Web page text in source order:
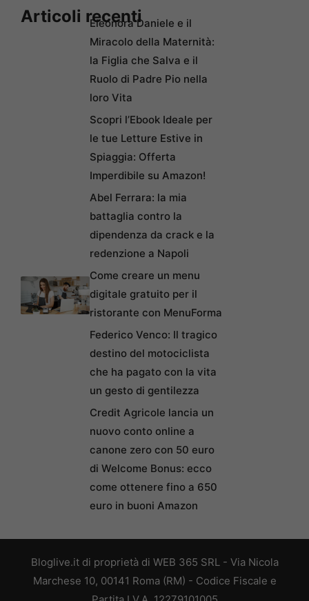
Articoli recentiEleonora Daniele e il
Miracolo della Maternità:
la Figlia che Salva e il
Ruolo di Padre Pio nella
loro Vita
Scopri l’Ebook Ideale per
le tue Letture Estive in
Spiaggia: Offerta
Imperdibile su Amazon!
Abel Ferrara: la mia
battaglia contro la
dipendenza da crack e la
redenzione a Napoli
Come creare un menu
digitale gratuito per il
ristorante con MenuForma
Federico Venco: Il tragico
destino del motociclista
che ha pagato con la vita
un gesto di gentilezza
Credit Agricole lancia un
nuovo conto online a
canone zero con 50 euro
di Welcome Bonus: ecco
come ottenere fino a 650
euro in buoni Amazon
Bloglive.it di proprietà di WEB 365 SRL - Via Nicola
Marchese 10, 00141 Roma (RM) - Codice Fiscale e